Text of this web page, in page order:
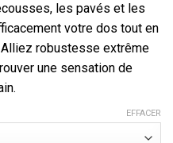
les pavés et les
votre dos tout en
robustesse extrême
une sensation de
EFFACER